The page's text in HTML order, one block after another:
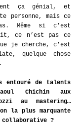
ça génial, et
personne, mais ce
Même si c’est
ce n’est pas ce
je cherche, c’est
quelque chose
entouré de talents
Chichin aux
au mastering…
la plus marquante
collaborative ?